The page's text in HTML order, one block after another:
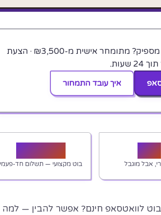
הגעת לרגע שבו בוט חינמי כבר לא מספיק? מתומחר אישית מ-₪3,500 · הצעת
שעות.
איך עובד התמחור
₪0
אבל מוגבל
₪3,500
בוט מקצועי — תשלום חד-
לוואטסאפ חינם? אפשר להבין — למה